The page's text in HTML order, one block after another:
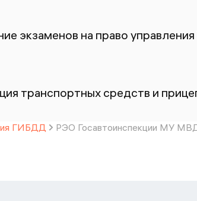
экзаменов на право
транспортных средств и
ГИБДД РЭО Госавтоинспекции МУ